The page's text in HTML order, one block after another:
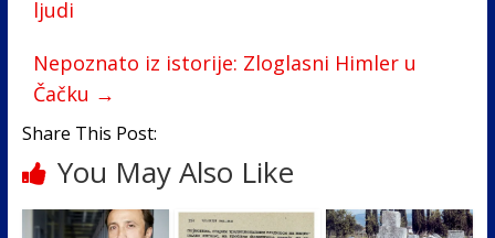
k
ljudi
Nepoznato iz istorije: Zloglasni Himler u
Čačku →
Share This Post:
You May Also Like